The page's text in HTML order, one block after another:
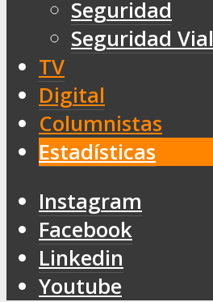
Seguridad
Seguridad Vial
TV
Digital
Columnistas
Estadísticas
Instagram
Facebook
Linkedin
Youtube